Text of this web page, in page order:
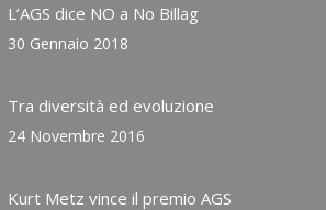
L’AGS dice NO a No Billag
30 Gennaio 2018
Tra diversità ed evoluzione
24 Novembre 2016
Kurt Metz vince il premio AGS